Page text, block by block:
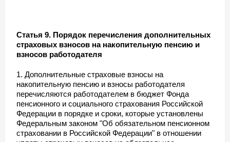
Статья 9. Порядок перечисления дополнительных
страховых взносов на накопительную пенсию и
взносов работодателя
1. Дополнительные страховые взносы на
накопительную пенсию и взносы работодателя
перечисляются работодателем в бюджет Фонда
пенсионного и социального страхования Российской
Федерации в порядке и сроки, которые установлены
Федеральным законом "Об обязательном пенсионном
страховании в Российской Федерации" в отношении